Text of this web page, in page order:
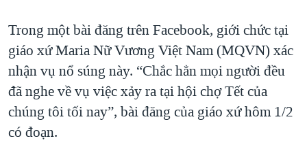
Trong một bài đăng trên Facebook, giới chức tại
giáo xứ Maria Nữ Vương Việt Nam (MQVN) xác
nhận vụ nổ súng này. “Chắc hẳn mọi người đều
đã nghe về vụ việc xảy ra tại hội chợ Tết của
chúng tôi tối nay”, bài đăng của giáo xứ hôm 1/2
có đoạn.